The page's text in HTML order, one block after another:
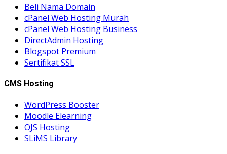
Beli Nama Domain
cPanel Web Hosting Murah
cPanel Web Hosting Business
DirectAdmin Hosting
Blogspot Premium
Sertifikat SSL
CMS Hosting
WordPress Booster
Moodle Elearning
OJS Hosting
SLiMS Library